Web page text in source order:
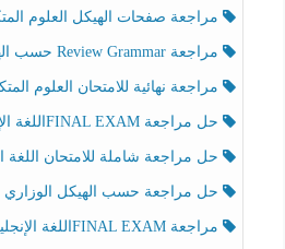
مراجعة صفحات الهيكل العلوم المتكاملة الصف
مراجعة Review Grammar حسب الهيكل اللغة الإنجليزية الصف الخامس الفصل الثالث
مراجعة نهائية للامتحان العلوم المتكاملة
حل مراجعة FINAL EXAMاللغة الإنجليزية الصف الخامس الفصل الثالث
حل مراجعة شاملة للامتحان اللغة
حل مراجعة حسب الهيكل الوزاري العلوم المتكاملة
مراجعة FINAL EXAMاللغة الإنجليزية الصف الخامس الفصل الثالث